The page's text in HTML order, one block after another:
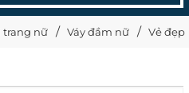
trang nữ Váy đầm nữ Vẻ đẹp